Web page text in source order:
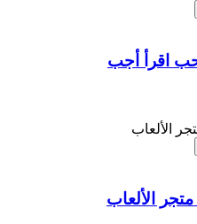
اقرأ أجب
الألعاب